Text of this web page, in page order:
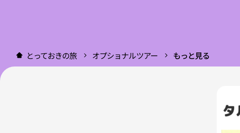
とっておきの旅 オプショナルツアー もっと見る